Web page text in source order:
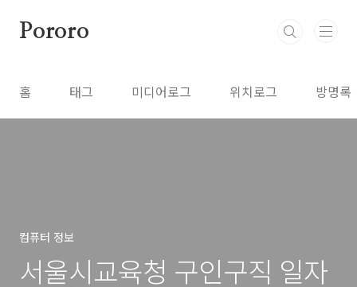
Pororo
홈 태그 미디어로그 위치로그 방명록
컴퓨터 정보
서울시교육청 구인구직 일자